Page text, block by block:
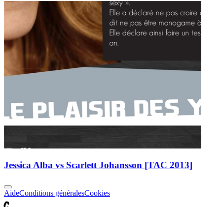
Jessica Alba vs Scarlett Johansson [TAC 2013]
AideConditions généralesCookies
C